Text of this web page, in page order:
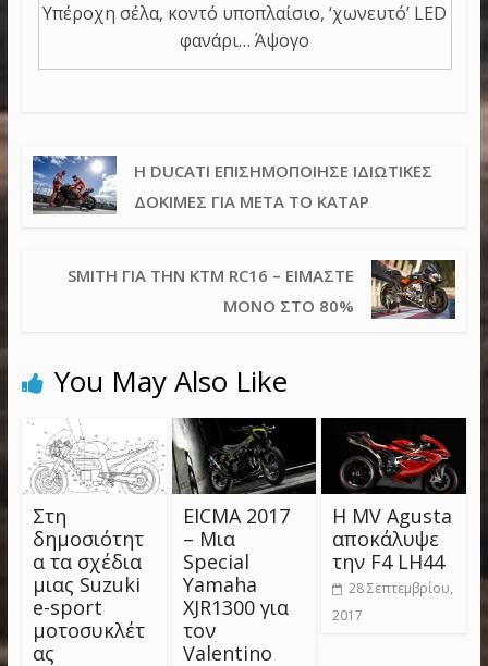
Υπέροχη σέλα, κοντό υποπλαίσιο, ‘χωνευτό’ LED
φανάρι… Άψογο
Η DUCATI ΕΠΙΣΗΜΟΠΟΊΗΣΕ ΙΔΙΩΤΙΚΈΣ
ΔΟΚΙΜΈΣ ΓΙΑ ΜΕΤΆ ΤΟ ΚΑΤΆΡ
SMITH ΓΙΑ ΤΗΝ KTM RC16 – ΕΊΜΑΣΤΕ
ΜΌΝΟ ΣΤΟ 80%
You May Also Like
Στη
δημοσιότητ
α τα σχέδια
μιας Suzuki
e-sport
μοτοσυκλέτ
ας
EICMA 2017
– Μια
Special
Yamaha
XJR1300 για
τον
Valentino
Η MV Agusta
αποκάλυψε
την F4 LH44
28 Σεπτεμβρίου,
2017